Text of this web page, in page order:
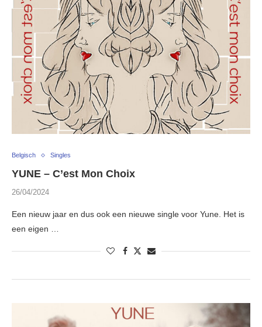
Belgisch Singles
YUNE – C’est Mon Choix
26/04/2024
Een nieuw jaar en dus ook een nieuwe single voor Yune. Het is
een eigen …